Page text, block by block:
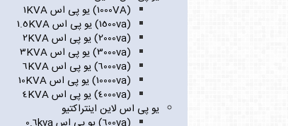
(1000VA) یو پی اس 1KVA
(1500va) یو پی اس 1.5KVA
(2000va) یو پی اس 2KVA
(3000va) یو پی اس 3KVA
(6000va) یو پی اس 6KVA
(10000va) یو پی اس 10KVA
(4000va) یو پی اس 4KVA
یو پی اس لاین اینتراکتیو